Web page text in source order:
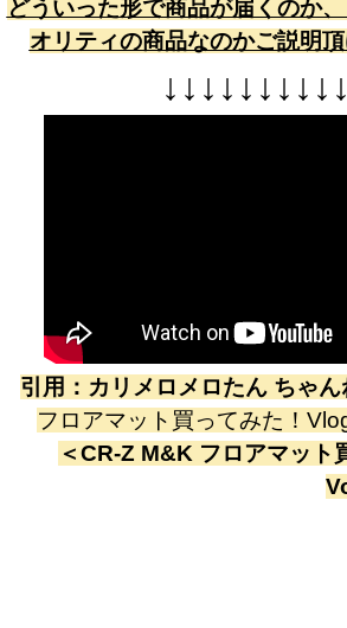
どういった形で商品が届くのか
オリティの商品なのかご説明頂
↓ ↓ ↓ ↓ ↓ ↓ ↓ ↓ ↓ ↓
引用： カリメロメロたん ちゃん
フロアマット買ってみた！
＜CR-Z M&K フロアマット